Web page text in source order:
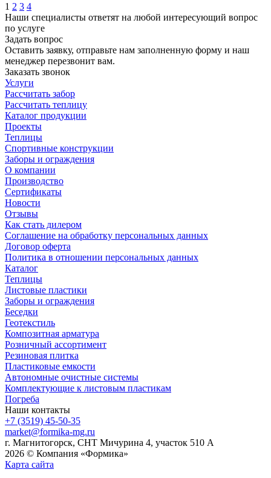
1 2 3 4
Наши специалисты ответят на любой интересующий вопрос
по услуге
Задать вопрос
Оставить заявку, отправьте нам заполненную форму и наш
менеджер перезвонит вам.
Заказать звонок
Услуги
Рассчитать забор
Рассчитать теплицу
Каталог продукции
Проекты
Теплицы
Спортивные конструкции
Заборы и ограждения
О компании
Производство
Сертификаты
Новости
Отзывы
Как стать дилером
Соглашение на обработку персональных данных
Договор оферта
Политика в отношении персональных данных
Каталог
Теплицы
Листовые пластики
Заборы и ограждения
Беседки
Геотекстиль
Композитная арматура
Розничный ассортимент
Резиновая плитка
Пластиковые емкости
Автономные очистные системы
Комплектующие к листовым пластикам
Погреба
Наши контакты
+7 (3519) 45-50-35
market@formika-mg.ru
г. Магнитогорск, СНТ Мичурина 4, участок 510 А
2026 © Компания «Формика»
Карта сайта